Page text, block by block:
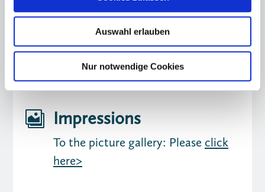
Auswahl erlauben
Nur notwendige Cookies
Ordnung wird es nicht geben. Die Suche nach
Antworten hat gerade erst begonnen.
 Impressions
To the picture gallery: Please click
here>